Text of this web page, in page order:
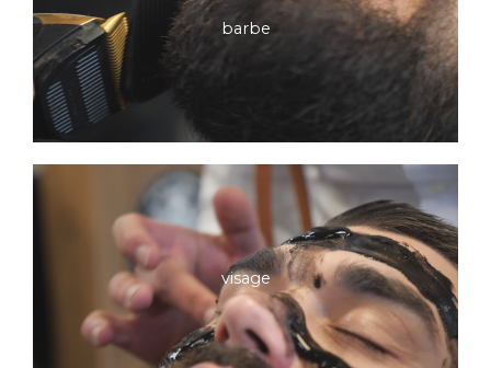
barbe
visage